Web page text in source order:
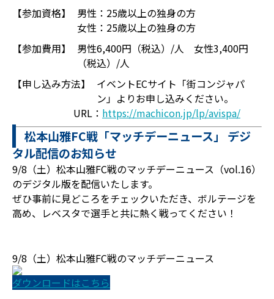
【参加資格】
男性：25歳以上の独身の方
女性：25歳以上の独身の方
【参加費用】
男性6,400円（税込）/人 女性3,400円
（税込）/人
【申し込み方法】
イベントECサイト「街コンジャパ
ン」よりお申し込みください。
URL： https://machicon.jp/lp/avispa/
松本山雅FC戦「マッチデーニュース」 デジ
タル配信のお知らせ
9/8（土）松本山雅FC戦のマッチデーニュース（vol.16）
のデジタル版を配信いたします。
ぜひ事前に見どころをチェックいただき、ボルテージを
高め、レベスタで選手と共に熱く戦ってください！
9/8（土）松本山雅FC戦のマッチデーニュース
ダウンロードはこちら